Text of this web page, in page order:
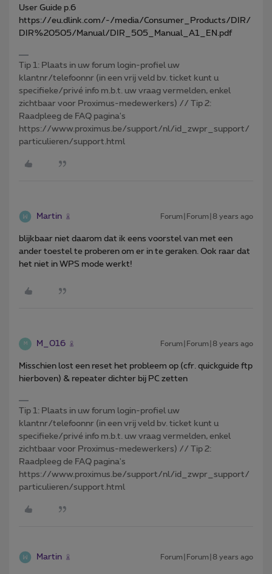
User Guide p.6
https://eu.dlink.com/-/media/Consumer_Products/DIR/
DIR%20505/Manual/DIR_505_Manual_A1_EN.pdf
Tip 1: Plaats in uw forum login-profiel uw
klantnr/telefoonnr (in een vrij veld bv. ticket kunt u
specifieke/privé info m.b.t. uw vraag vermelden, enkel
zichtbaar voor Proximus-medewerkers) // Tip 2:
Raadpleeg de FAQ pagina's
https://www.proximus.be/support/nl/id_zwpr_support/
particulieren/support.html
Martin Forum|Forum|8 years ago
blijkbaar niet daarom dat ik eens voorstel van met een
ander toestel te proberen om er in te geraken. Ook raar dat
het niet in WPS mode werkt!
M M_016 Forum|Forum|8 years ago
Misschien lost een reset het probleem op (cfr. quickguide ftp
hierboven) & repeater dichter bij PC zetten
Tip 1: Plaats in uw forum login-profiel uw
klantnr/telefoonnr (in een vrij veld bv. ticket kunt u
specifieke/privé info m.b.t. uw vraag vermelden, enkel
zichtbaar voor Proximus-medewerkers) // Tip 2:
Raadpleeg de FAQ pagina's
https://www.proximus.be/support/nl/id_zwpr_support/
particulieren/support.html
Martin Forum|Forum|8 years ago